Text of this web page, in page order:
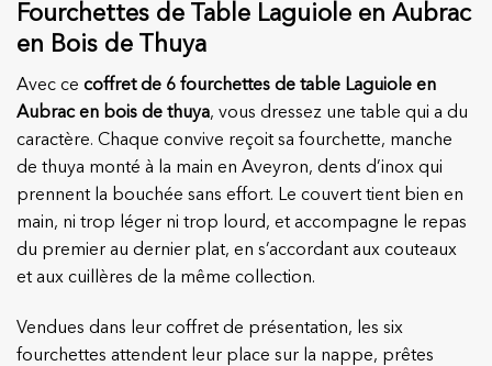
Fourchettes de Table Laguiole en Aubrac
en Bois de Thuya
Avec ce coffret de 6 fourchettes de table Laguiole en
Aubrac en bois de thuya, vous dressez une table qui a du
caractère. Chaque convive reçoit sa fourchette, manche
de thuya monté à la main en Aveyron, dents d’inox qui
prennent la bouchée sans effort. Le couvert tient bien en
main, ni trop léger ni trop lourd, et accompagne le repas
du premier au dernier plat, en s’accordant aux couteaux
et aux cuillères de la même collection.
Vendues dans leur coffret de présentation, les six
fourchettes attendent leur place sur la nappe, prêtes